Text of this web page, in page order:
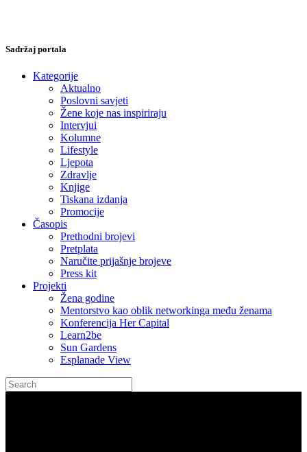
Sadržaj portala
Kategorije
Aktualno
Poslovni savjeti
Žene koje nas inspiriraju
Intervjui
Kolumne
Lifestyle
Ljepota
Zdravlje
Knjige
Tiskana izdanja
Promocije
Časopis
Prethodni brojevi
Pretplata
Naručite prijašnje brojeve
Press kit
Projekti
Žena godine
Mentorstvo kao oblik networkinga među ženama
Konferencija Her Capital
Learn2be
Sun Gardens
Esplanade View